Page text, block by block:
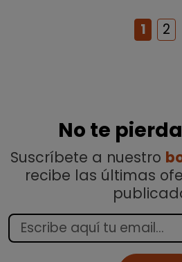
1 2
No te
Suscríbete a nuestro
recibe las últimas